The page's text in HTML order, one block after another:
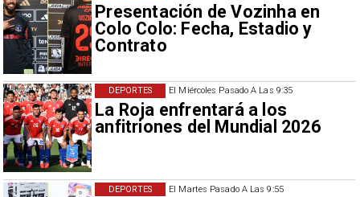
Presentación de Vozinha en
Colo Colo: Fecha, Estadio y
Contrato
El Miércoles Pasado A Las 9:35
La Roja enfrentará a los
anfitriones del Mundial 2026
DEPORTES
El Martes Pasado A Las 9:55
DEPORTES